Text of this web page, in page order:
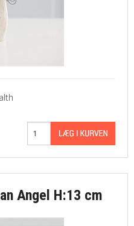
Angel H:13 cm